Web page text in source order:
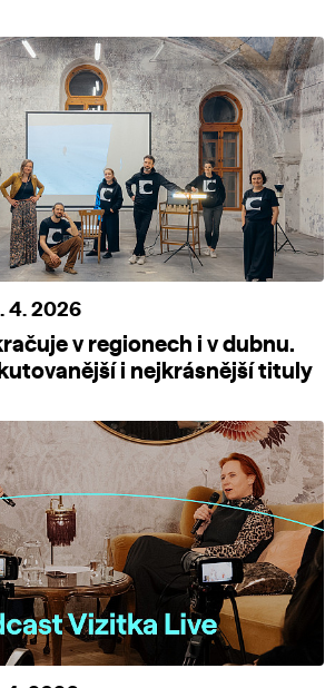
4. 2026
v regionech i v dubnu.
i nejkrásnější tituly